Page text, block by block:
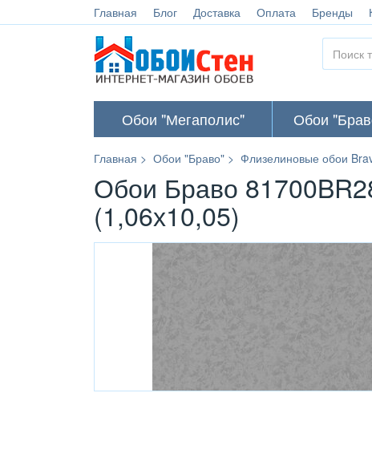
Главная Блог Доставка Оплата Бренды
Обои "Мегаполис" Обои
Главная Обои "Браво" Флизелиновые обои
Обои Браво
(1,06х10,05)